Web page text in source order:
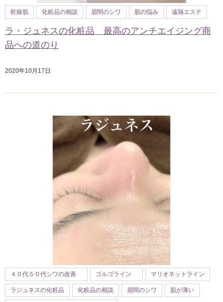
乾燥肌 化粧品の相談 眉間のシワ 肌の悩み 遠隔エステ
ラ・ジュネスの化粧品 最高のアンチエイジング商
品への道のり
2020年10月17日
４０代５０代シワの改善 ゴルゴライン マリオネットライン
ラジュネスの化粧品 化粧品の相談 眉間のシワ 肌が薄い